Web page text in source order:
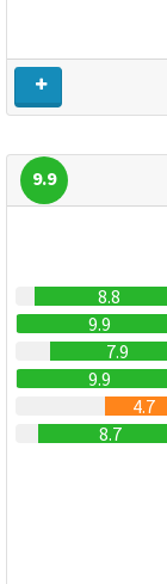
9.9
8.8
9.9
7.9
9.9
4.7
8.7